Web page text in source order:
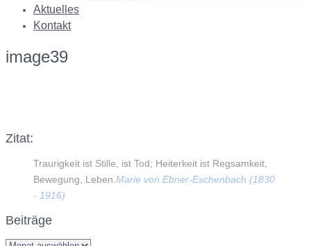
Aktuelles
Kontakt
image39
Zitat:
Traurigkeit ist Stille, ist Tod; Heiterkeit ist Regsamkeit,
Bewegung, Leben. Marie von Ebner-Eschenbach (1830
- 1916)
Beiträge